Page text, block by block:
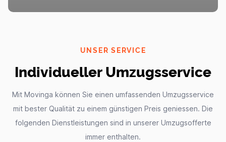
UNSER SERVICE
Individueller Umzugsservice
Mit Movinga können Sie einen umfassenden Umzugsservice
mit bester Qualität zu einem günstigen Preis geniessen. Die
folgenden Dienstleistungen sind in unserer Umzugsofferte
immer enthalten.